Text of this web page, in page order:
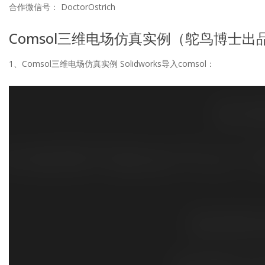
合作微信号： DoctorOstrich
Comsol三维电场仿真实例（鸵鸟博士出
1、Comsol三维电场仿真实例 Solidworks导入comsol：